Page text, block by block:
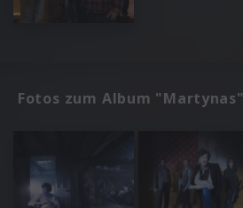
Fotos zum Album "Martynas"